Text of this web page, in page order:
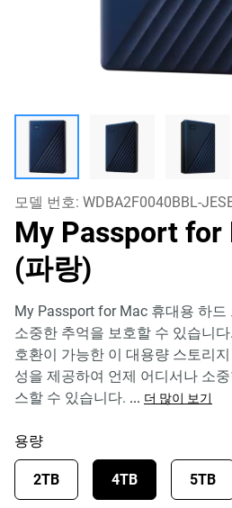
모델 번호: WDBA2F0040BBL-
My Passport for
(파랑)
My Passport for Mac 휴대용 하
소중한 추억을 보호할 수 있습니
호환이 가능한 이 대용량 스토리
성을 제공하여 언제 어디서나 소
스할 수 있습니다. ... 더 많이 보기
용량
2TB 4TB 5TB